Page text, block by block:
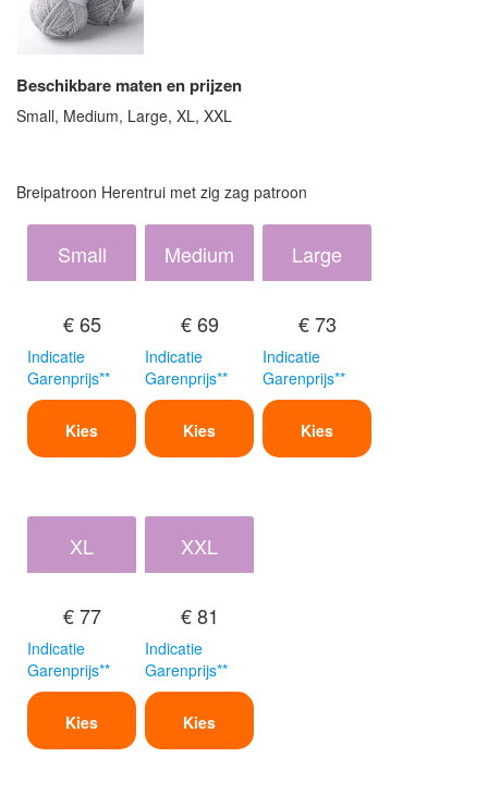
Beschikbare maten en prijzen
Small, Medium, Large, XL, XXL
Breipatroon Herentrui met zig zag patroon
Small
€ 65
Indicatie
Garenprijs**
Kies
Medium
€ 69
Indicatie
Garenprijs**
Kies
Large
€ 73
Indicatie
Garenprijs**
Kies
XL
€ 77
Indicatie
Garenprijs**
Kies
XXL
€ 81
Indicatie
Garenprijs**
Kies